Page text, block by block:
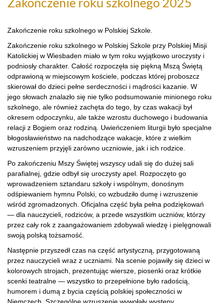
Zakończenie roku szkolnego w Polskiej Szkole.
Zakończenie roku szkolnego w Polskiej Szkole przy Polskiej Misji
Katolickiej w Wiesbaden miało w tym roku wyjątkowo uroczysty i
podniosły charakter. Całość rozpoczęła się piękną Mszą Świętą
odprawioną w miejscowym kościele, podczas której proboszcz
skierował do dzieci pełne serdeczności i mądrości kazanie. W
jego słowach znalazło się nie tylko podsumowanie minionego roku
szkolnego, ale również zachęta do tego, by czas wakacji był
okresem odpoczynku, ale także wzrostu duchowego i budowania
relacji z Bogiem oraz rodziną. Uwieńczeniem liturgii było specjalne
błogosławieństwo na nadchodzące wakacje, które z wielkim
wzruszeniem przyjęli zarówno uczniowie, jak i ich rodzice.
Po zakończeniu Mszy Świętej wszyscy udali się do dużej sali
parafialnej, gdzie odbył się uroczysty apel. Rozpoczęto go
wprowadzeniem sztandaru szkoły i wspólnym, donośnym
odśpiewaniem hymnu Polski, co wzbudziło dumę i wzruszenie
wśród zgromadzonych. Oficjalna część była pełna podziękowań
— dla nauczycieli, rodziców, a przede wszystkim uczniów, którzy
przez cały rok z zaangażowaniem zdobywali wiedzę i pielęgnowali
swoją polską tożsamość.
Następnie przyszedł czas na część artystyczną, przygotowaną
przez nauczycieli wraz z uczniami. Na scenie pojawiły się dzieci w
kolorowych strojach, prezentując wiersze, piosenki oraz krótkie
scenki teatralne — wszystko to przepełnione było radością,
humorem i dumą z bycia częścią polskiej społeczności w